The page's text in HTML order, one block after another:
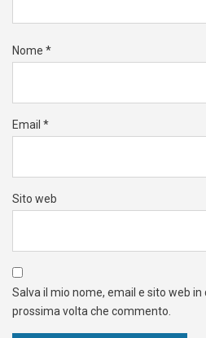
Nome *
Email *
Sito web
Salva il mio nome, email e sito web
prossima volta che commento.